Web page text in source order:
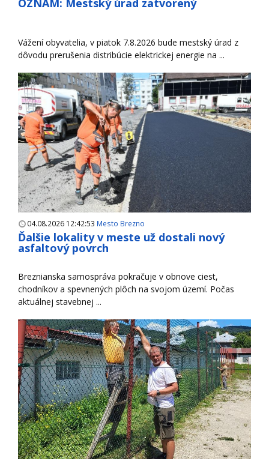
Vážení obyvatelia, v piatok 7.8.2026 bude mestský úrad z
dôvodu prerušenia distribúcie elektrickej energie na ...
04.08.2026 12:42:53 Mesto Brezno
Ďalšie lokality v meste už dostali nový
asfaltový povrch
Breznianska samospráva pokračuje v obnove ciest,
chodníkov a spevnených plôch na svojom území. Počas
aktuálnej stavebnej ...